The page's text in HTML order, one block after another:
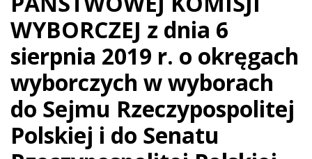
WYBORCZEJ z dnia 6
sierpnia 2019 r. o okręgach
wyborczych w wyborach
do Sejmu Rzeczypospolitej
Polskiej i do Senatu